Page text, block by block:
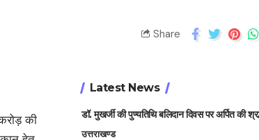
Share
की
Latest News
डॉ. मुखर्जी की पुण्यतिथि बलिदान दिवस पर अर्पित की
उत्तराखण्ड